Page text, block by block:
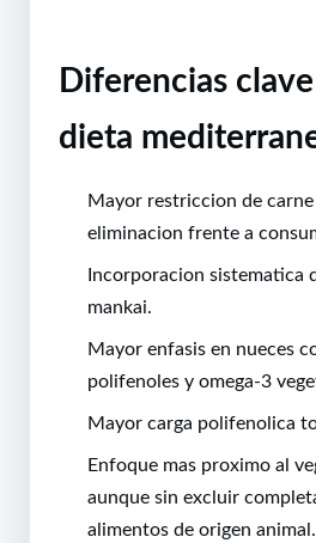
Diferencias
dieta
Mayor restriccion de carne
eliminacion frente a
Incorporacion sistematica
mankai.
Mayor enfasis en nueces
polifenoles y omega-3
Mayor carga polifenolica
Enfoque mas proximo al
aunque sin excluir
alimentos de origen animal.